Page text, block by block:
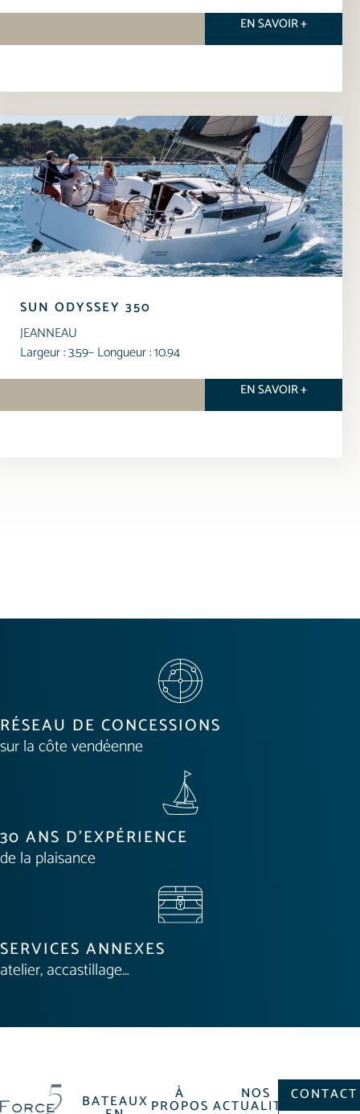
EN SAVOIR +
SUN ODYSSEY 350
JEANNEAU
Largeur : 3.59– Longueur : 10.94
EN SAVOIR +
RÉSEAU DE CONCESSIONS
sur la côte vendéenne
30 ANS D'EXPÉRIENCE
de la plaisance
SERVICES ANNEXES
atelier, accastillage…
BATEAUX À
PROPOS
NOS
ACTUALITÉS
CONTACT